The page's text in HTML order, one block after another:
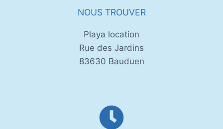
NOUS TROUVER
Playa location
Rue des Jardins
83630 Bauduen